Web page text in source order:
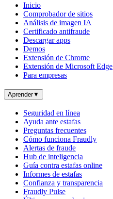
Inicio
Comprobador de sitios
Análisis de imagen IA
Certificado antifraude
Descargar apps
Demos
Extensión de Chrome
Extensión de Microsoft Edge
Para empresas
Aprender▼
Seguridad en línea
Ayuda ante estafas
Preguntas frecuentes
Cómo funciona Fraudly
Alertas de fraude
Hub de inteligencia
Guía contra estafas online
Informes de estafas
Confianza y transparencia
Fraudly Pulse